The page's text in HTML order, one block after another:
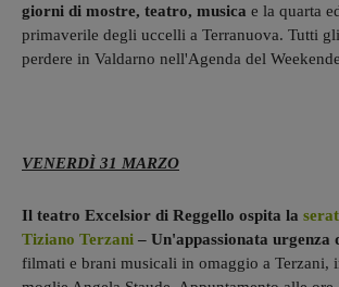
giorni di mostre, teatro, musica e la quarta
primaverile degli uccelli a Terranuova. Tutti
perdere in Valdarno nell'Agenda del
VENERDÌ 31 MARZO
Il teatro Excelsior di Reggello ospita la
Tiziano Terzani – Un'appassionata urgenza
filmati e brani musicali in omaggio a Terzani,